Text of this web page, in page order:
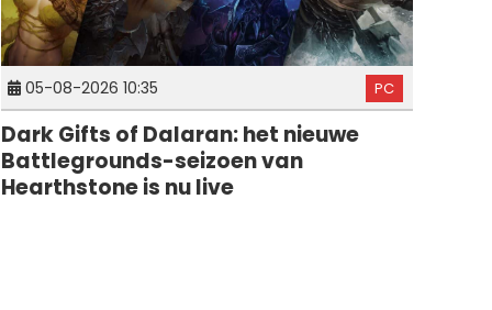
05-08-2026 10:35 PC
Dark Gifts of Dalaran: het nieuwe
Battlegrounds-seizoen van
Hearthstone is nu live